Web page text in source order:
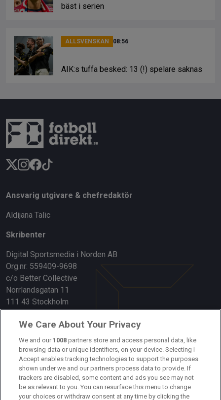
bäst i serien
ALLSVENSKAN 08:56
AIK:s tuffa besked: 13 (!) spelare saknas
Ansvarig utgivare & chefredaktör
Aldijana Talic
Skribenter
Digital Sportsmedia i Norden AB
Org.nr: 559409-9698
c/o Better Collective
Norrlandsgatan 11
111 43 Stockholm
Länkar
Om oss
Kontakta oss
Kundtjänst
We Care About Your Privacy
We and our 1008 partners store and access personal data, like
browsing data or unique identifiers, on your device. Selecting I
Accept enables tracking technologies to support the purposes
shown under we and our partners process data to provide. If
trackers are disabled, some content and ads you see may not
be as relevant to you. You can resurface this menu to change
your choices or withdraw consent at any time by clicking the